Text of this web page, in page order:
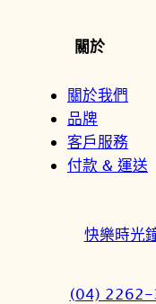
關於
關於我們
品牌
客戶服務
付款 & 運送
快樂時光
(04)